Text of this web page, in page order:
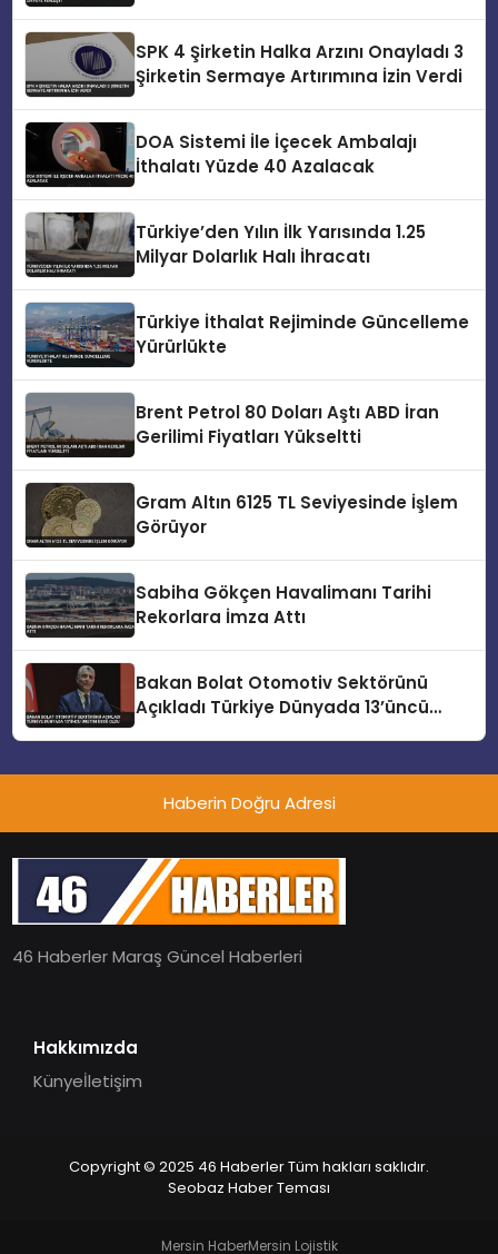
SPK 4 Şirketin Halka Arzını Onayladı 3
Şirketin Sermaye Artırımına İzin Verdi
DOA Sistemi İle İçecek Ambalajı
İthalatı Yüzde 40 Azalacak
Türkiye’den Yılın İlk Yarısında 1.25
Milyar Dolarlık Halı İhracatı
Türkiye İthalat Rejiminde Güncelleme
Yürürlükte
Brent Petrol 80 Doları Aştı ABD İran
Gerilimi Fiyatları Yükseltti
Gram Altın 6125 TL Seviyesinde İşlem
Görüyor
Sabiha Gökçen Havalimanı Tarihi
Rekorlara İmza Attı
Bakan Bolat Otomotiv Sektörünü
Açıkladı Türkiye Dünyada 13’üncü
Haberin Doğru Adresi
46 Haberler Maraş Güncel Haberleri
Hakkımızda
Künyeİletişim
Copyright © 2025 46 Haberler Tüm hakları saklıdır.
Seobaz Haber Teması
Mersin HaberMersin Lojistik